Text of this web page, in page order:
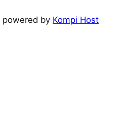
powered by Kompi Host